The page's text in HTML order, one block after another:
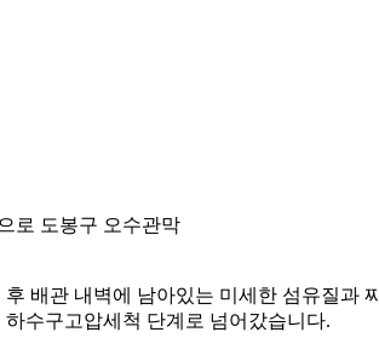
로 도봉구 오수관막
배관 내벽에 남아있는 미세한 섬유질과
수구고압세척 단계로 넘어갔습니다.